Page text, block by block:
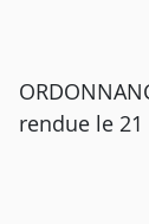
rendue le